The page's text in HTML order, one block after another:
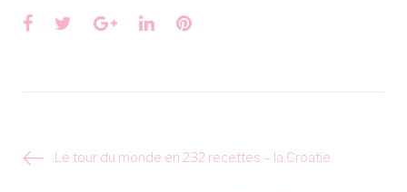
Facebook
TwitterGoogle+
LinkedInPinterest
Navigation
de
Le tour du monde en 232 recettes – la Croatie